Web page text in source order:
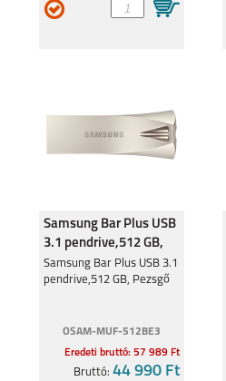
S23 FE
GALAXY Z FLIP 5 GALAXY Z FOLD 5
Samsung Bar Plus USB
3.1 pendrive,512 GB,
Pezsgő
Samsung Bar Plus USB 3.1
pendrive,512 GB, Pezsgő
OSAM-MUF-512BE3
Eredeti bruttó: 57 989 Ft
Bruttó: 44 990 Ft